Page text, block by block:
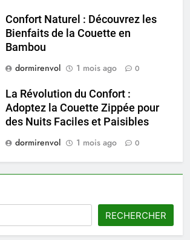
Confort Naturel : Découvrez les
Bienfaits de la Couette en
Bambou
dormirenvol
1 mois ago 0
La Révolution du Confort :
Adoptez la Couette Zippée pour
des Nuits Faciles et Paisibles
dormirenvol
1 mois ago 0
RECHERCHER